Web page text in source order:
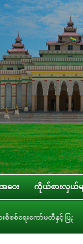
ဝေး ကိုယ်စားလှယ်မျ
ာင်စုအဆင့် အဖွဲ့အစည်းမျ